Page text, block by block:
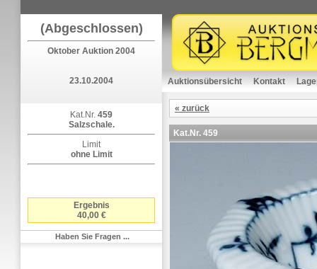
(Abgeschlossen)
Oktober Auktion 2004
23.10.2004
Kat.Nr. 459
Salzschale.
Limit
ohne Limit
Ergebnis
40,00 €
Haben Sie Fragen ...
Auktionsübersicht Kontakt
« zurück
Kat.Nr. 459